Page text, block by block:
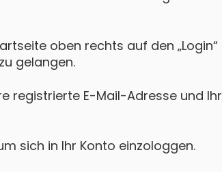
oben rechts auf den „Login“
gelangen.
registrierte E-Mail-Adresse und Ihr
sich in Ihr Konto einzologgen.